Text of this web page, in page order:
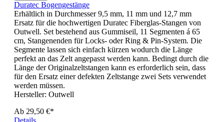
Duratec Bogengestänge
Erhältlich in Durchmesser 9,5 mm, 11 mm und 12,7 mm
Ersatz für die hochwertigen Duratec Fiberglas-Stangen von
Outwell. Set bestehend aus Gummiseil, 11 Segmenten á 65
cm, Stangenenden für Locks- oder Ring & Pin-System. Die
Segmente lassen sich einfach kürzen wodurch die Länge
perfekt an das Zelt angepasst werden kann. Bedingt durch die
Länge der Originalzeltstangen kann es erforderlich sein, dass
für den Ersatz einer defekten Zeltstange zwei Sets verwendet
werden müssen.
Hersteller: Outwell
Ab 29,50 €*
Details